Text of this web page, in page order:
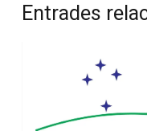
Entrades